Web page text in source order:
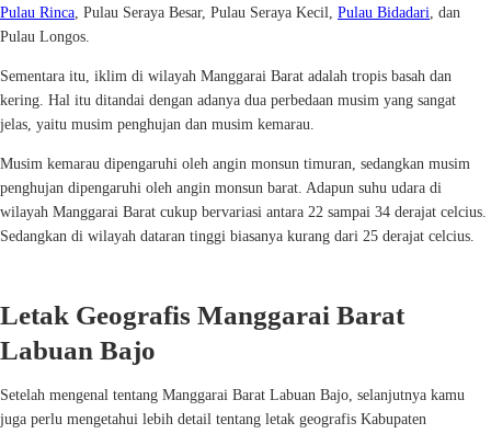
Pulau Rinca, Pulau Seraya Besar, Pulau Seraya Kecil, Pulau Bidadari, dan
Pulau Longos.
Sementara itu, iklim di wilayah Manggarai Barat adalah tropis basah dan
kering. Hal itu ditandai dengan adanya dua perbedaan musim yang sangat
jelas, yaitu musim penghujan dan musim kemarau.
Musim kemarau dipengaruhi oleh angin monsun timuran, sedangkan musim
penghujan dipengaruhi oleh angin monsun barat. Adapun suhu udara di
wilayah Manggarai Barat cukup bervariasi antara 22 sampai 34 derajat celcius.
Sedangkan di wilayah dataran tinggi biasanya kurang dari 25 derajat celcius.
Letak Geografis Manggarai Barat
Labuan Bajo
Setelah mengenal tentang Manggarai Barat Labuan Bajo, selanjutnya kamu
juga perlu mengetahui lebih detail tentang letak geografis Kabupaten